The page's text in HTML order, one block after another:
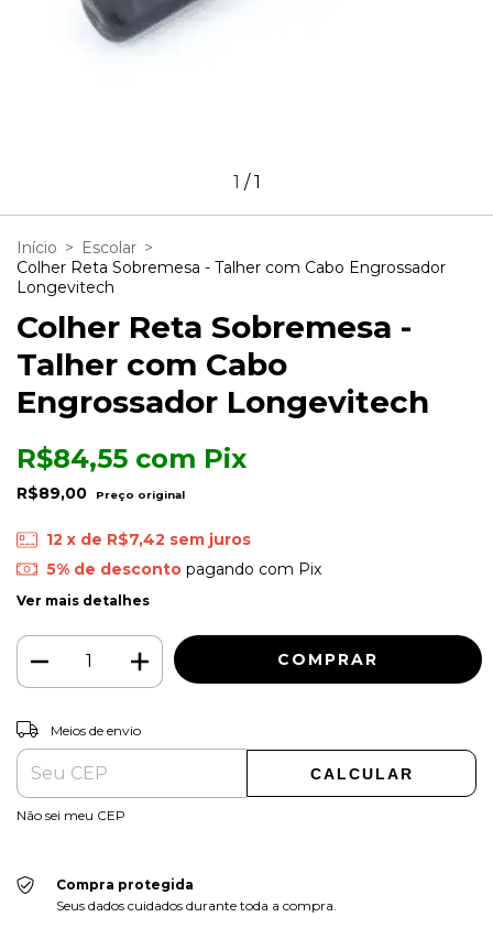
1 /1
Início > Escolar >
Colher Reta Sobremesa - Talher com Cabo Engrossador
Longevitech
Colher Reta Sobremesa -
Talher com Cabo
Engrossador Longevitech
R$89,00
R$84,55 com Pix
12 x de R$7,42 sem juros
5% de descontopagando com Pix
Ver mais detalhes
Entregas para o CEP:
Meios de envio
CALCULAR
Não sei meu CEP
Compra protegida
Seus dados cuidados durante toda a compra.